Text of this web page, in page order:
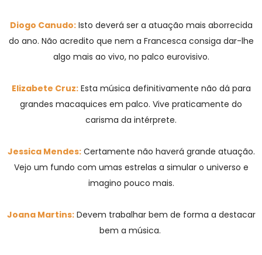
Diogo Canudo:Isto deverá ser a atuação mais aborrecida
do ano. Não acredito que nem a Francesca consiga dar-lhe
algo mais ao vivo, no palco eurovisivo.
Elizabete Cruz:Esta música definitivamente não dá para
grandes macaquices em palco. Vive praticamente do
carisma da intérprete.
Jessica Mendes:Certamente não haverá grande atuação.
Vejo um fundo com umas estrelas a simular o universo e
imagino pouco mais.
Joana Martins:Devem trabalhar bem de forma a destacar
bem a música.